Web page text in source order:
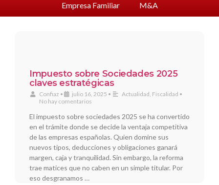
Empresa Familiar M&A
Impuesto sobre Sociedades 2025
claves estratégicas
Confiaz • julio 16, 2025 • Actualidad, Fiscalidad •
No hay comentarios
El impuesto sobre sociedades 2025 se ha convertido
en el trámite donde se decide la ventaja competitiva
de las empresas españolas. Quien domine sus
nuevos tipos, deducciones y obligaciones ganará
margen, caja y tranquilidad. Sin embargo, la reforma
trae matices que no caben en un simple titular. Por
eso desgranamos …